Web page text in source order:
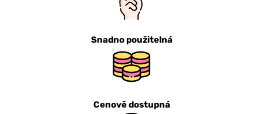
Snadno použitelná
Cenově dostupná